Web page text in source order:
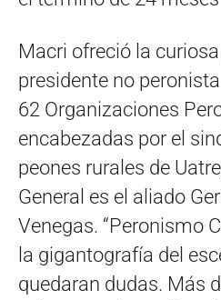
Macri ofreció la
presidente no
62 Organizaciones
encabezadas por el
peones rurales de
General es el aliado
Venegas. “Peronismo
la gigantografía del
quedaran dudas. Más